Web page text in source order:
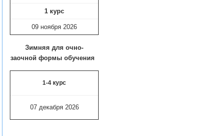
1 курс
09 ноября 2026
Зимняя для очно-
заочной формы обучения
1-4 курс
07 декабря 2026